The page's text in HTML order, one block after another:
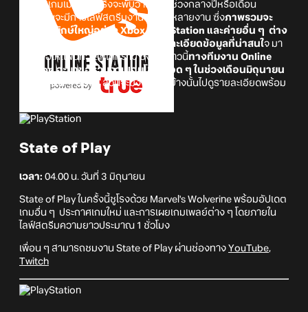
สำหรับเกมเมอร์ตัวจริงจะพบว่าในช่วงช่วงกลางปีหรือเดือน
มิถุนายนจะมีการไลฟ์สตรีมงานเกมอยู่หลายงาน ซึ่งภาพรวมจะ
เป็นค่ายยักษ์ใหญ่อย่าง Xbox, PlayStation และค่ายอื่น ๆ ต่าง
นำเอาเทรลเลอร์เกมใหม่ แนะนำรายละเอียดข้อมูลที่น่าสนใจ มา
นำเสนอให้เเฟนทั่วโลกได้ทราบ ซึ่งในคราวนี้ทางทีมงาน Online
Station จะมาขอ
รวมงานเกมโชว์เดือด ๆ ในช่วงเดือนมิถุนายน
มาให้เพื่อน ๆ ทราบส่วนจะมีงานอะไรบ้างนั้นไปดูรายละเอียดพร้อม
State of Play
เวลา: 04.00 น. วันที่ 3 มิถุนายน
State of Play ในครั้งนี้ชูโรงด้วย Marvel's Wolverine พร้อมอัปเดต
เกมอื่น ๆ ประกาศเกมใหม่ และการเผยเกมเพลย์ต่าง ๆ โดยภายใน
ไลฟ์สตรีมความยาวประมาณ 1 ชั่วโมง
เพื่อน ๆ สามารถชมงาน State of Play ผ่านช่องทาง YouTube,
Twitch